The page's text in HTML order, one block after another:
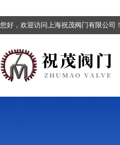
您好，欢迎访问上海祝茂阀门有限公司！